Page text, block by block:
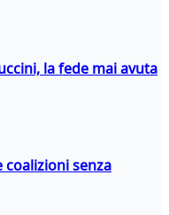
la fede mai avuta
senza